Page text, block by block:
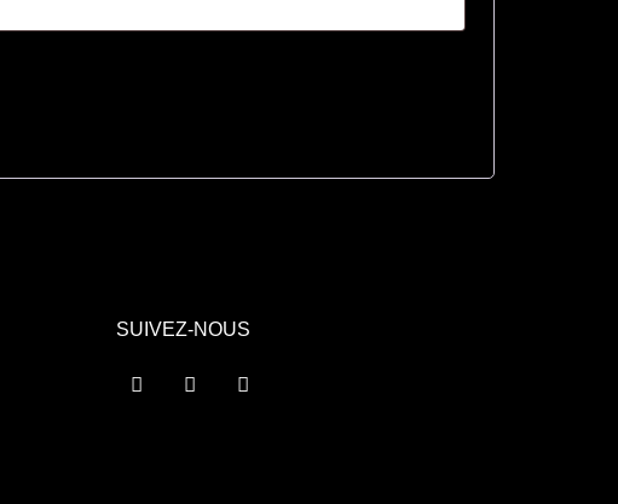
SUIVEZ-NOUS